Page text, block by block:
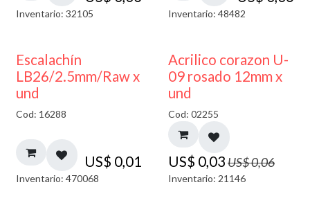
Inventario: 32105 Inventario: 48482
Escalachín
LB26/2.5mm/Raw x
und
Cod: 16288
US$ 0,01
Inventario: 470068
50% DESCUENTO
Acrilico corazon U-
09 rosado 12mm x
und
Cod: 02255
US$ 0,03US$0,06
Inventario: 21146